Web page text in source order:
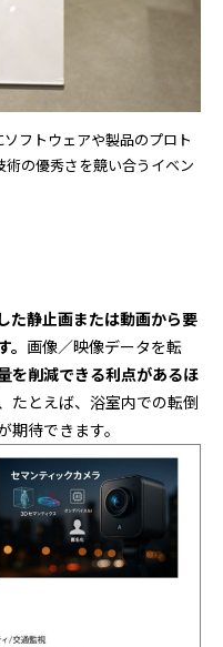
フトウェアや製品のプロト
の優秀さを競い合うイベン
た静止画または動画から要
画像／映像データを転
を削減できる利点があるほ
たとえば、浴室内での転倒
待できます。